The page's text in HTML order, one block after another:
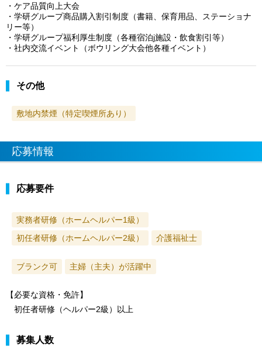
・ケア品質向上大会
・学研グループ商品購入割引制度（書籍、保育用品、ステーショナ
リー等）
・学研グループ福利厚生制度（各種宿泊j施設・飲食割引等）
・社内交流イベント（ボウリング大会他各種イベント）
その他
敷地内禁煙（特定喫煙所あり）
応募情報
応募要件
実務者研修（ホームヘルパー1級）
初任者研修（ホームヘルパー2級）
介護福祉士
ブランク可 主婦（主夫）が活躍中
【必要な資格・免許】
初任者研修（ヘルパー2級）以上
募集人数